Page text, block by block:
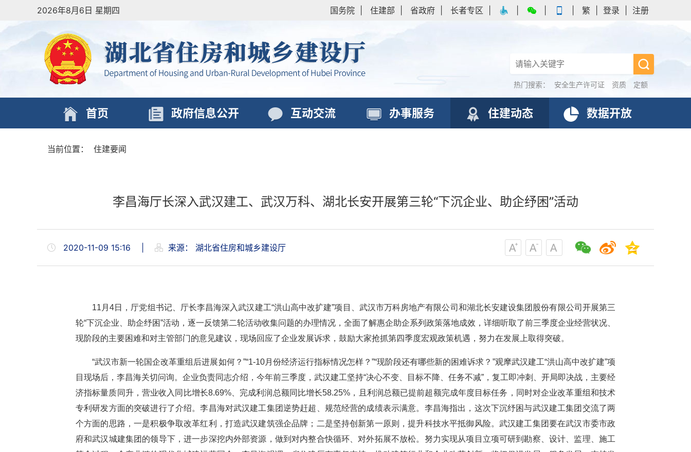
2026年8月6日 星期四 国务院 住建部 省政府 长者专区 繁 登录 注册
热门搜索： 安全生产许可证 资质 定额
首页 政府信息公开 互动交流 办事服务 住建动态 数据开放
当前位置： 住建要闻
李昌海厅长深入武汉建工、武汉万科、湖北长安开展第三轮“下沉企业、助企纾困”活动
2020-11-09 15:16 来源： 湖北省住房和城乡建设厅
11月4日，厅党组书记、厅长李昌海深入武汉建工“洪山高中改扩建”项目、武汉市万科房地产有限公司和湖北长安建设集团股份有限公司开展第三
轮“下沉企业、助企纾困”活动，逐一反馈第二轮活动收集问题的办理情况，全面了解惠企助企系列政策落地成效，详细听取了前三季度企业经营状况、
现阶段的主要困难和对主管部门的意见建议，现场回应了企业发展诉求，鼓励大家抢抓第四季度宏观政策机遇，努力在发展上取得突破。
“武汉市新一轮国企改革重组后进展如何？”“1-10月份经济运行指标情况怎样？”“现阶段还有哪些新的困难诉求？”观摩武汉建工“洪山高中改扩建”项
目现场后，李昌海关切问询。企业负责同志介绍，今年前三季度，武汉建工坚持“决心不变、目标不降、任务不减”，复工即冲刺、开局即决战，主要经
济指标量质同升，营业收入同比增长8.69%、完成利润总额同比增长58.25%，且利润总额已提前超额完成年度目标任务，同时对企业改革重组和技术
专利研发方面的突破进行了介绍。李昌海对武汉建工集团逆势赶超、规范经营的成绩表示满意。李昌海指出，这次下沉纾困与武汉建工集团交流了两
个方面的思路，一是积极争取改革红利，打造武汉建筑强企品牌；二是坚持创新第一原则，提升科技水平抵御风险。武汉建工集团要在武汉市委市政
府和武汉城建集团的领导下，进一步深挖内外部资源，做到对内整合快循环、对外拓展不放松。努力实现从项目立项可研到勘察、设计、监理、施工